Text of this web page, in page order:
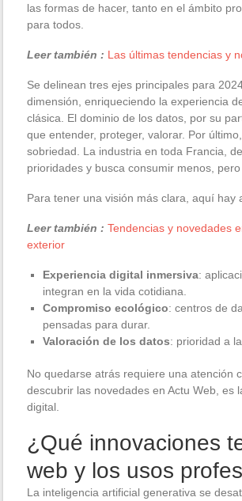
las formas de hacer, tanto en el ámbito
para todos.
Leer también : Las últimas tendencias y
Se delinean tres ejes principales para
dimensión, enriqueciendo la experiencia
clásica. El dominio de los datos, por su
que entender, proteger, valorar. Por
sobriedad. La industria en toda Francia,
prioridades y busca consumir menos, pero
Para tener una visión más clara, aquí
Leer también : Tendencias y novedades
exterior
Experiencia digital inmersiva:
integran en la vida cotidiana.
Compromiso ecológico: centros de
pensadas para durar.
Valoración de los datos: prioridad a
No quedarse atrás requiere una atención
descubrir las novedades en Actu Web,
digital.
¿Qué innovaciones
web y los usos
La inteligencia artificial generativa se